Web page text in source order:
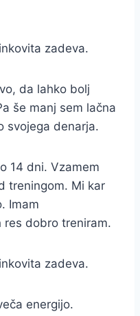
zadeva.
da lahko bolj
še manj sem lačna
svojega denarja.
14 dni. Vzamem
treningom. Mi kar
Imam
dobro treniram.
zadeva.
energijo.